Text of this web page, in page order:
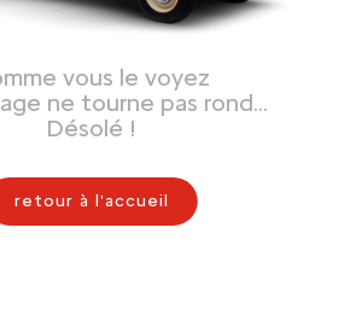
vous le voyez
ne tourne pas rond…
Désolé !
retour à l'accueil